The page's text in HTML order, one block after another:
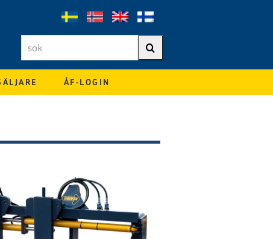
sök
ÅF-LOGIN